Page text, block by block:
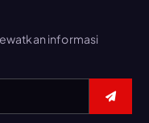
informasi